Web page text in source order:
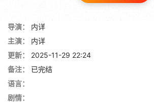
导演：
内详
主演：
内详
更新：
2025-11-29 22:24
备注：
已完结
语言：
剧情：